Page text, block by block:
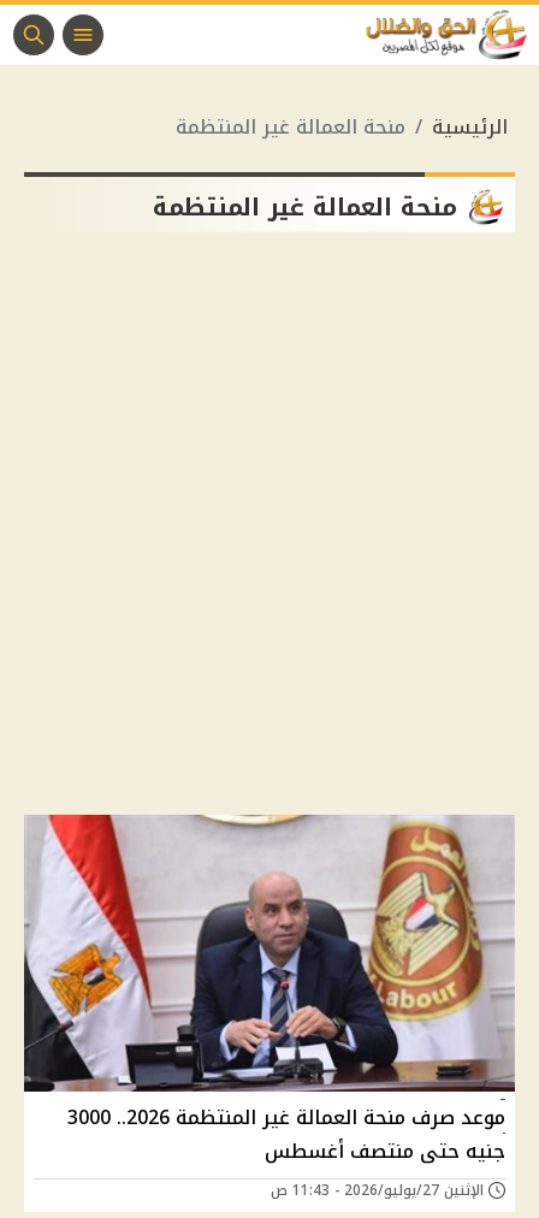
الرئيسية منحة العمالة غير المنتظمة
منحة العمالة غير المنتظمة
موعد صرف منحة العمالة غير المنتظمة 2026.. 3000
جنيه حتى منتصف أغسطس
الإثنين 27/يوليو/2026 - 11:43 ص